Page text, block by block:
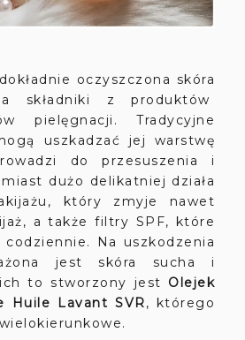
oczyszczona skóra
składniki z produktów
pielęgnacji. Tradycyjne
uszkadzać jej warstwę
do przesuszenia i
dużo delikatniej działa
który zmyje nawet
a także filtry SPF, które
codziennie. Na uszkodzenia
jest skóra sucha i
to stworzony jest Olejek
Huile Lavant SVR, którego